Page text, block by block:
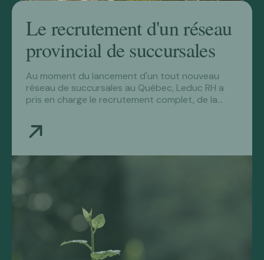
Le recrutement d'un réseau
provincial de succursales
Au moment du lancement d'un tout nouveau
réseau de succursales au Québec, Leduc RH a
pris en charge le recrutement complet, de la
partout en province, en moins de 90 jours.